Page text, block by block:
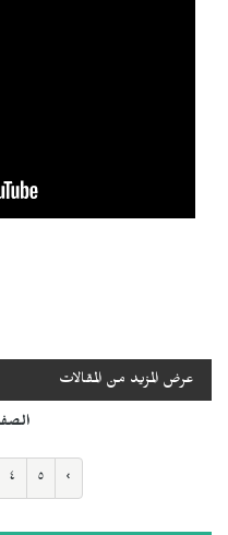
عرض المزيد من المقالات
الصفحة
٤ ٥ ›